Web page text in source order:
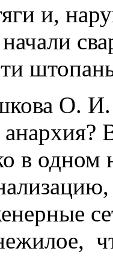
и,
О. И.!
в одном